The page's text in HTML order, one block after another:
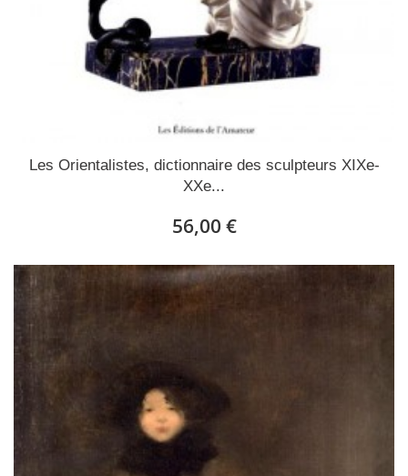
Les Orientalistes, dictionnaire des sculpteurs XIXe-
XXe...
56,00 €